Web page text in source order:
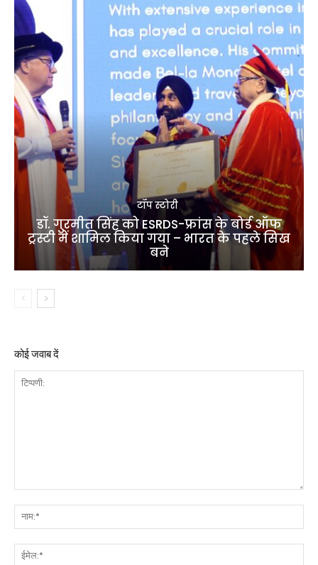
टॉप स्टोरी
डॉ. गुरमीत सिंह को ESRDS-फ्रांस के बोर्ड ऑफ
ट्रस्टी में शामिल किया गया – भारत के पहले सिख
बने
कोई जवाब दें